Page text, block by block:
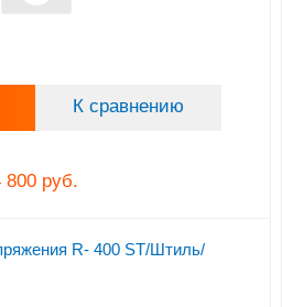
К сравнению
800 руб.
R- 400 ST/Штиль/